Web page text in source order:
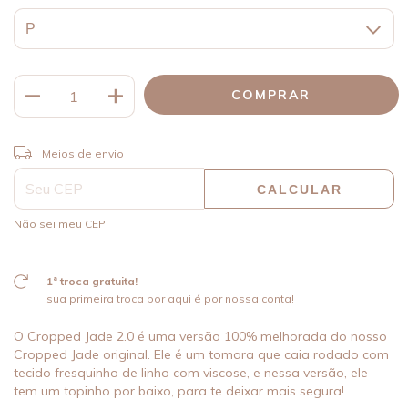
Entregas para o CEP:
Meios de envio
CALCULAR
Não sei meu CEP
1ª troca gratuita!
sua primeira troca por aqui é por nossa conta!
O Cropped Jade 2.0 é uma versão 100% melhorada do nosso
Cropped Jade original. Ele é um tomara que caia rodado com
tecido fresquinho de linho com viscose, e nessa versão, ele
tem um topinho por baixo, para te deixar mais segura!